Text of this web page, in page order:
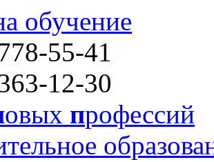
обучение
55-41
12-30
овых профессий